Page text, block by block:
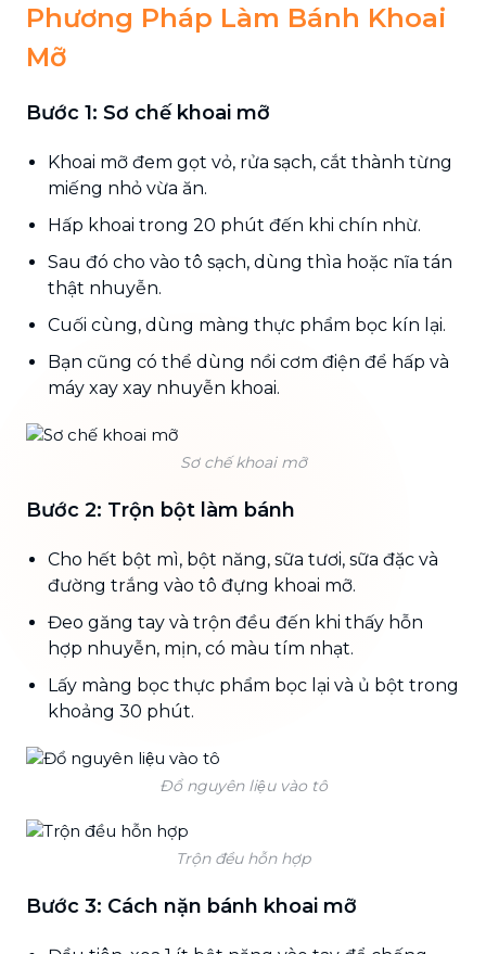
Phương Pháp Làm Bánh Khoai
Mỡ
Bước 1: Sơ chế khoai mỡ
Khoai mỡ đem gọt vỏ, rửa sạch, cắt thành từng
miếng nhỏ vừa ăn.
Hấp khoai trong 20 phút đến khi chín nhừ.
Sau đó cho vào tô sạch, dùng thìa hoặc nĩa tán
thật nhuyễn.
Cuối cùng, dùng màng thực phẩm bọc kín lại.
Bạn cũng có thể dùng nồi cơm điện để hấp và
máy xay xay nhuyễn khoai.
Sơ chế khoai mỡ
Bước 2: Trộn bột làm bánh
Cho hết bột mì, bột năng, sữa tươi, sữa đặc và
đường trắng vào tô đựng khoai mỡ.
Đeo găng tay và trộn đều đến khi thấy hỗn
hợp nhuyễn, mịn, có màu tím nhạt.
Lấy màng bọc thực phẩm bọc lại và ủ bột trong
khoảng 30 phút.
Đổ nguyên liệu vào tô
Trộn đều hỗn hợp
Bước 3: Cách nặn bánh khoai mỡ